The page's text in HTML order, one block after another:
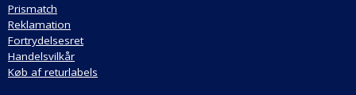
Prismatch
Reklamation
Fortrydelsesret
Handelsvilkår
Køb af returlabels